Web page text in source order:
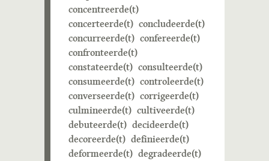
concentreerde(t)
concerteerde(t) concludeerde(t)
concurreerde(t) confereerde(t)
confronteerde(t)
constateerde(t) consulteerde(t)
consumeerde(t) controleerde(t)
converseerde(t) corrigeerde(t)
culmineerde(t) cultiveerde(t)
debuteerde(t) decideerde(t)
decoreerde(t) definieerde(t)
deformeerde(t) degradeerde(t)